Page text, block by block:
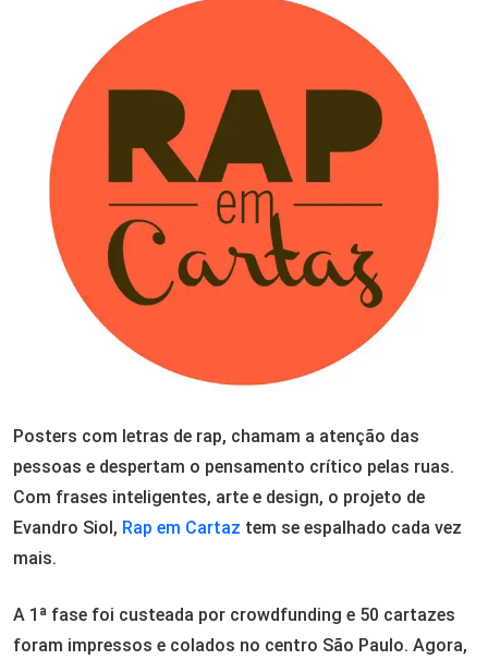
Posters com letras de rap, chamam a atenção das
pessoas e despertam o pensamento crítico pelas ruas.
Com frases inteligentes, arte e design, o projeto de
Evandro Siol, Rap em Cartaz tem se espalhado cada vez
mais.
A 1ª fase foi custeada por crowdfunding e 50 cartazes
foram impressos e colados no centro São Paulo. Agora,